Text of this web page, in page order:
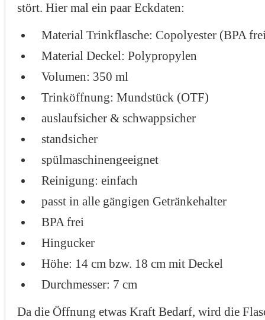
stört. Hier mal ein paar Eckdaten:
Material Trinkflasche: Copolyester (BPA
Material Deckel: Polypropylen
Volumen: 350 ml
Trinköffnung: Mundstück (OTF)
auslaufsicher & schwappsicher
standsicher
spülmaschinengeeignet
Reinigung: einfach
passt in alle gängigen Getränkehalter
BPA frei
Hingucker
Höhe: 14 cm bzw. 18 cm mit Deckel
Durchmesser: 7 cm
Da die Öffnung etwas Kraft Bedarf, wird die